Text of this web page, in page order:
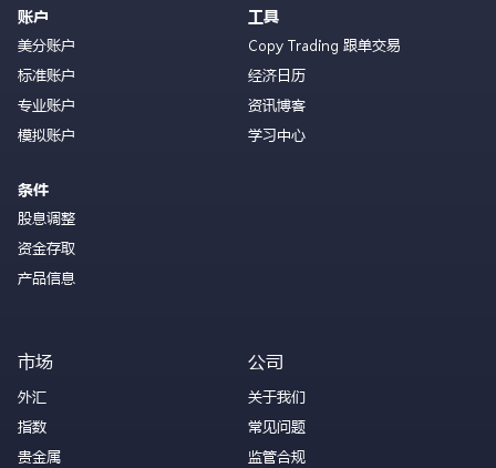
账户
美分账户
标准账户
专业账户
模拟账户
条件
股息调整
资金存取
产品信息
工具
Copy Trading 跟单交易
经济日历
资讯博客
学习中心
市场
外汇
指数
贵金属
公司
关于我们
常见问题
监管合规